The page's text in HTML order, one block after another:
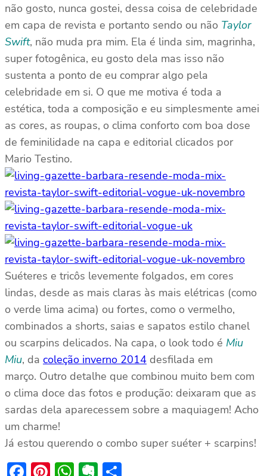
não gosto, nunca gostei, dessa coisa de celebridade
em capa de revista e portanto sendo ou não Taylor
Swift, não muda pra mim. Ela é linda sim, magrinha,
super fotogênica, eu gosto dela mas isso não
sustenta a ponto de eu comprar algo pela
celebridade em si. O que me motiva é toda a
estética, toda a composição e eu simplesmente amei
as cores, as roupas, o clima conforto com boa dose
de feminilidade na capa e editorial clicados por
Mario Testino.
Suéteres e tricôs levemente folgados, em cores
lindas, desde as mais claras às mais elétricas (como
o verde lima acima) ou fortes, como o vermelho,
combinados a shorts, saias e sapatos estilo chanel
ou scarpins delicados. Na capa, o look todo é Miu
Miu, da coleção inverno 2014 desfilada em
março. Outro detalhe que combinou muito bem com
o clima doce das fotos e produção: deixaram que as
sardas dela aparecessem sobre a maquiagem! Acho
um charme!
Já estou querendo o combo super suéter + scarpins!